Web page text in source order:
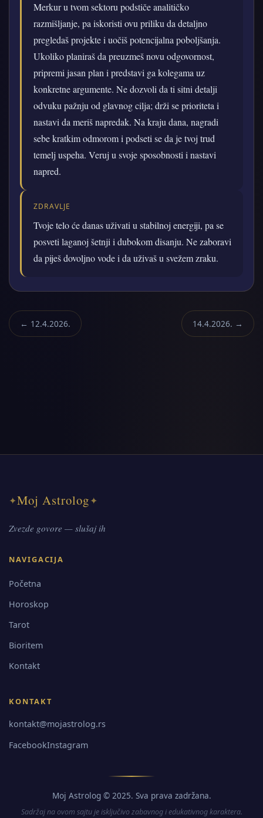
Merkur u tvom sektoru podstiče analitičko
razmišljanje, pa iskoristi ovu priliku da detaljno
pregledaš projekte i uočiš potencijalna poboljšanja.
Ukoliko planiraš da preuzmeš novu odgovornost,
pripremi jasan plan i predstavi ga kolegama uz
konkretne argumente. Ne dozvoli da ti sitni detalji
odvuku pažnju od glavnog cilja; drži se prioriteta i
nastavi da meriš napredak. Na kraju dana, nagradi
sebe kratkim odmorom i podseti se da je tvoj trud
temelj uspeha. Veruj u svoje sposobnosti i nastavi
napred.
ZDRAVLJE
Tvoje telo će danas uživati u stabilnoj energiji, pa se
posveti laganoj šetnji i dubokom disanju. Ne zaboravi
da piješ dovoljno vode i da uživaš u svežem zraku.
← 12.4.2026. 14.4.2026. →
✦Moj Astrolog✦
Zvezde govore — slušaj ih
NAVIGACIJA
Početna
Horoskop
Tarot
Bioritem
Kontakt
KONTAKT
kontakt@mojastrolog.rs
FacebookInstagram
Moj Astrolog © 2025. Sva prava zadržana.
Sadržaj na ovom sajtu je isključivo zabavnog i edukativnog karaktera.